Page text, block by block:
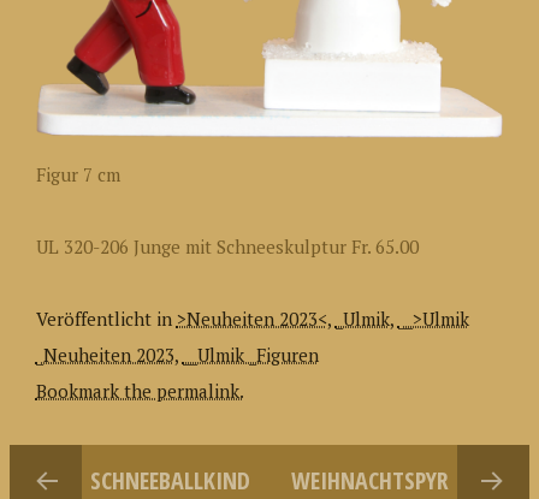
Figur 7 cm
UL 320-206 Junge mit Schneeskulptur Fr. 65.00
Veröffentlicht in >Neuheiten 2023<, _Ulmik,
__>Ulmik
_Neuheiten 2023,
__Ulmik _Figuren
Bookmark the permalink.
SCHNEEBALLKIND
WEIHNACHTSPYR